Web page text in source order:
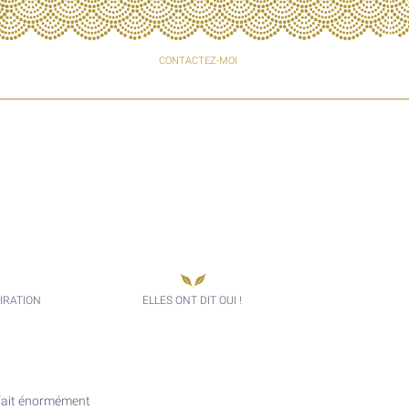
CONTACTEZ-MOI
ELLES ONT DIT OUI !
énormément